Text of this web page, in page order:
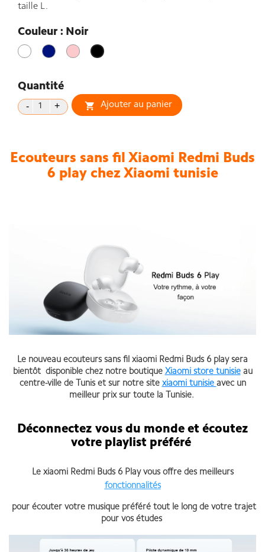
taille L.
Couleur : Noir
Blanc Bleu Rose Noir
Quantité
 Ajouter au panier
Ecouteurs sans fil Xiaomi Redmi Buds
6 play chez Xiaomi tunisie
Le nouveau ecouteurs sans fil xiaomi Redmi Buds 6 play sera
bientôt disponible chez notre boutique Xiaomi store tunisieau
centre-ville de Tunis et sur notre site xiaomi tunisie avec un
meilleur prix sur toute la Tunisie.
Déconnectez vous du monde et écoutez
votre playlist préféré
Le xiaomi Redmi Buds 6 Play vous offre des meilleurs
fonctionnalités
pour écouter votre musique préféré tout le long de votre trajet
pour vos études